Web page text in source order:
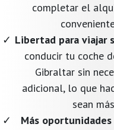
completar el
Libertad para viajar
conducir tu coche
Gibraltar sin
adicional, lo que
sean
Más